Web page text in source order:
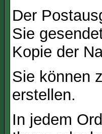
Der
Sie
Kopie der
Sie können
erstellen.
In jedem